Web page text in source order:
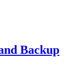
Backup